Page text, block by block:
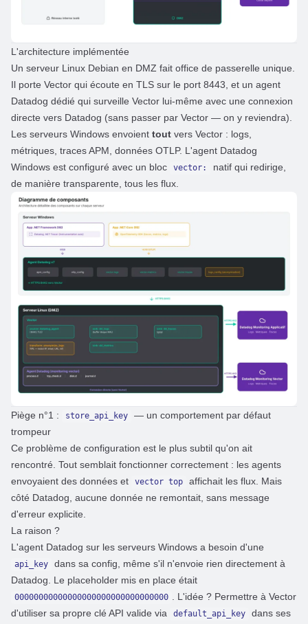
L'architecture implémentée
Un serveur Linux Debian en DMZ fait office de passerelle unique.
Il porte Vector qui écoute en TLS sur le port 8443, et un agent
Datadog dédié qui surveille Vector lui-même avec une connexion
directe vers Datadog (sans passer par Vector — on y reviendra).
Les serveurs Windows envoient tout vers Vector : logs,
métriques, traces APM, données OTLP. L'agent Datadog
Windows est configuré avec un bloc
vector:
natif qui redirige,
de manière transparente, tous les flux.
Piège n°1 : store_api_key
— un comportement par défaut
trompeur
Ce problème de configuration est le plus subtil qu'on ait
rencontré. Tout semblait fonctionner correctement : les agents
envoyaient des données et
vector top
affichait les flux. Mais
côté Datadog, aucune donnée ne remontait, sans message
d'erreur explicite.
La raison ?
L'agent Datadog sur les serveurs Windows a besoin d'une
api_key
dans sa config, même s'il n'envoie rien directement à
Datadog. Le placeholder mis en place était
00000000000000000000000000000000 . L'idée ? Permettre à Vector
d'utiliser sa propre clé API valide via
default_api_key dans ses